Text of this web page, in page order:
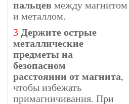
пальцев между магнитом
и металлом.
3 Держите острые
металлические
предметы на
безопасном
расстоянии от магнита,
чтобы избежать
примагничивания. При